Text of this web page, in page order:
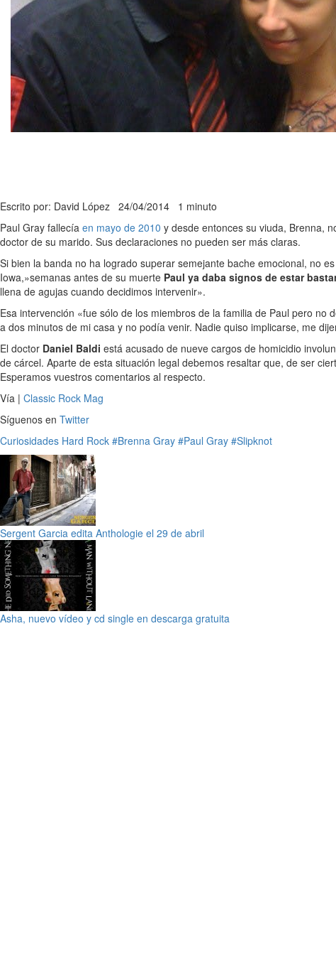
Escrito por: David López 24/04/2014 1 minuto
Paul Gray fallecía en mayo de 2010 y desde entonces su viuda, Brenna,
doctor de su marido. Sus declaraciones no pueden ser más claras.
Si bien la banda no ha logrado superar semejante bache emocional, no
Iowa,»semanas antes de su muerte Paul ya daba signos de estar
llena de agujas cuando decidimos intervenir».
Esa intervención «fue sólo de los miembros de la familia de Paul pero
a dos minutos de mi casa y no podía venir. Nadie quiso implicarse, me
El doctor Daniel Baldi está acusado de nueve cargos de homicidio
de cárcel. Aparte de esta situación legal debemos resaltar que, de ser
Esperamos vuestros comentarios al respecto.
Vía | Classic Rock Mag
Síguenos en Twitter
Curiosidades Hard Rock #Brenna Gray #Paul Gray #Slipknot
Sergent Garcia edita Anthologie el 29 de abril
Asha, nuevo vídeo y cd single en descarga gratuita